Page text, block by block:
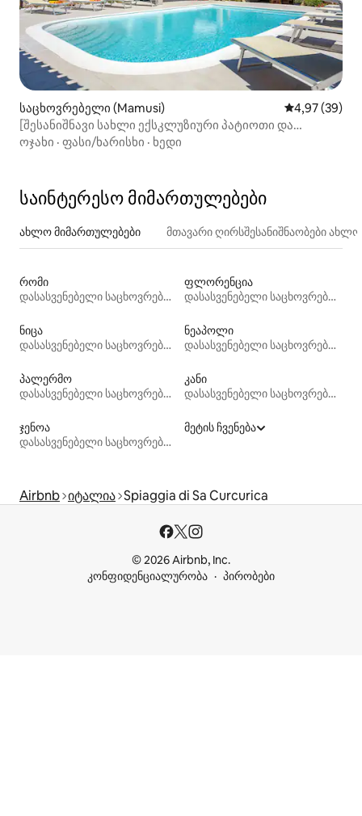
საცხოვრებელი (Mamusi) საშუალო
4,97 (39)
[შესანიშნავი სახლი ექსკლუზიური პატიოთი და
საცურაო აუზით]
ოჯახი · ფასი/ხარისხი · ხედი
საინტერესო მიმართულებები
ახლო მიმართულებები მთავარი ღირსშესანიშნაობები
რომი
დასასვენებელი საცხოვრებლები
ფლორენცია
დასასვენებელი საცხოვრებლები
ნიცა
დასასვენებელი საცხოვრებლები
ნეაპოლი
დასასვენებელი საცხოვრებლები
პალერმო
დასასვენებელი საცხოვრებლები
კანი
დასასვენებელი საცხოვრებლები
ჯენოა
დასასვენებელი საცხოვრებლები
მეტის ჩვენება
Airbnb იტალია Spiaggia di Sa Curcurica
© 2026 Airbnb, Inc.
კონფიდენციალურობა
პირობები